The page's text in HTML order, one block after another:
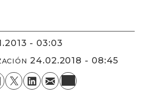
- 03:03
24.02.2018 - 08:45